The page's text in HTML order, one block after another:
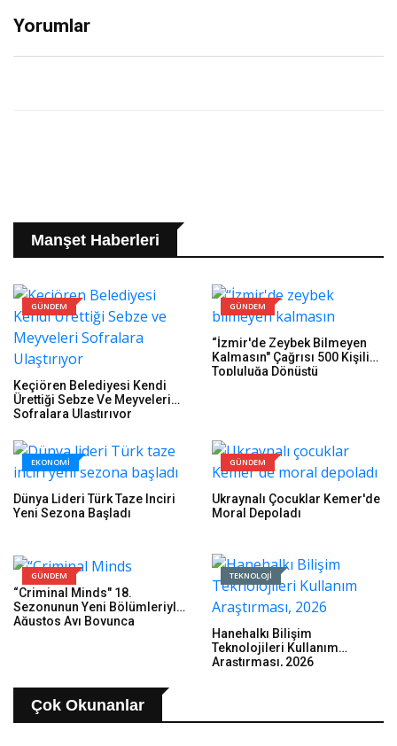
Yorumlar
Manşet Haberleri
GÜNDEM
Keçiören Belediyesi Kendi
Ürettiği Sebze Ve Meyveleri
Sofralara Ulaştırıyor
GÜNDEM
“İzmir'de Zeybek Bilmeyen
Kalmasın" Çağrısı 500 Kişilik
Topluluğa Dönüştü
EKONOMİ
Dünya Lideri Türk Taze Inciri
Yeni Sezona Başladı
GÜNDEM
Ukraynalı Çocuklar Kemer'de
Moral Depoladı
GÜNDEM
“Criminal Minds" 18.
Sezonunun Yeni Bölümleriyle
Ağustos Ayı Boyunca
TEKNOLOJİ
Hanehalkı Bilişim
Teknolojileri Kullanım
Araştırması, 2026
Çok Okunanlar